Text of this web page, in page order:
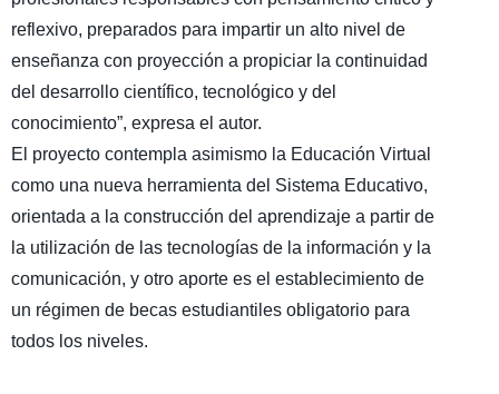
reflexivo, preparados para impartir un alto nivel de
enseñanza con proyección a propiciar la continuidad
del desarrollo científico, tecnológico y del
conocimiento”, expresa el autor.
El proyecto contempla asimismo la Educación Virtual
como una nueva herramienta del Sistema Educativo,
orientada a la construcción del aprendizaje a partir de
la utilización de las tecnologías de la información y la
comunicación, y otro aporte es el establecimiento de
un régimen de becas estudiantiles obligatorio para
todos los niveles.